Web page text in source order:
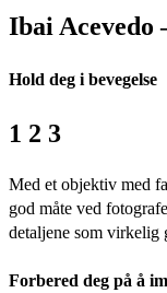
Ibai Acevedo
Hold deg i bevegelse
1 2 3
Med et objektiv med
god måte ved
detaljene som virkelig
Forbered deg på å